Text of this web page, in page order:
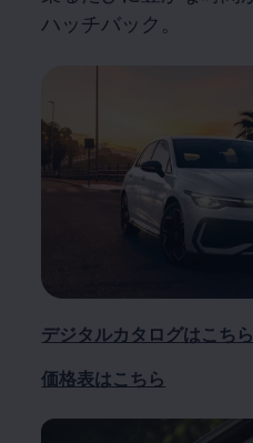
ハッチバック。
デジタルカタログはこちら
価格表はこちら